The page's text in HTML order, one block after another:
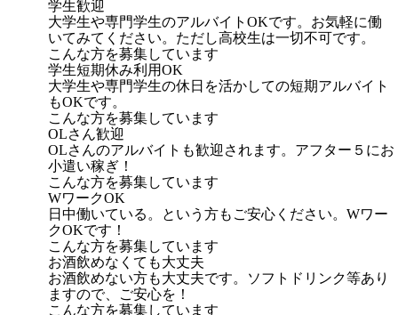
学生歓迎
大学生や専門学生のアルバイトOKです。お気軽に働
いてみてください。ただし高校生は一切不可です。
こんな方を募集しています
学生短期休み利用OK
大学生や専門学生の休日を活かしての短期アルバイト
もOKです。
こんな方を募集しています
OLさん歓迎
OLさんのアルバイトも歓迎されます。アフター５にお
小遣い稼ぎ！
こんな方を募集しています
WワークOK
日中働いている。という方もご安心ください。Wワー
クOKです！
こんな方を募集しています
お酒飲めなくても大丈夫
お酒飲めない方も大丈夫です。ソフトドリンク等あり
ますので、ご安心を！
こんな方を募集しています